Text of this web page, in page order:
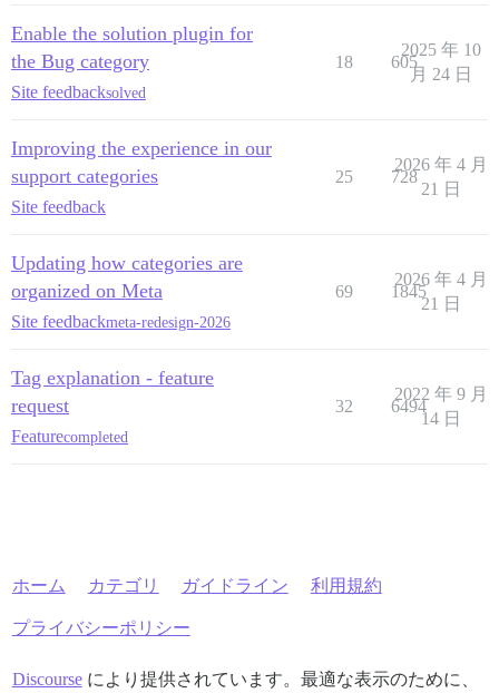
Enable the solution plugin for
the Bug category
Site feedbacksolved
18 605
2025 年 10
月 24 日
Improving the experience in our
support categories
Site feedback
25 728
2026 年 4 月
21 日
Updating how categories are
organized on Meta
Site feedbackmeta-redesign-2026
69 1845
2026 年 4 月
21 日
Tag explanation - feature
request
Featurecompleted
32 6494
2022 年 9 月
14 日
ホーム カテゴリ ガイドライン 利用規約
プライバシーポリシー
Discourseにより提供されています。最適な表示のために、